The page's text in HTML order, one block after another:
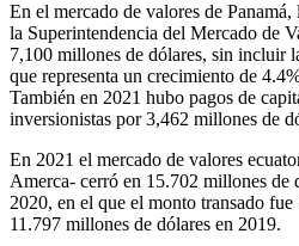
En el mercado de valores de
la Superintendencia del Mercado de
7,100 millones de dólares, sin incluir
que representa un crecimiento de
También en 2021 hubo pagos de
inversionistas por 3,462 millones de
En 2021 el mercado de valores
Amerca- cerró en 15.702 millones de
2020, en el que el monto transado
11.797 millones de dólares en 2019.